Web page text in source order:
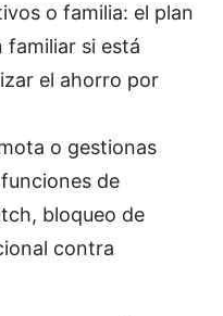
o familia: el plan
familiar si está
el ahorro por
o gestionas
de
bloqueo de
contra